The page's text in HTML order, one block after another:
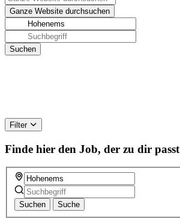
Filter
Finde hier den Job, der zu dir passt
Suchen Suche